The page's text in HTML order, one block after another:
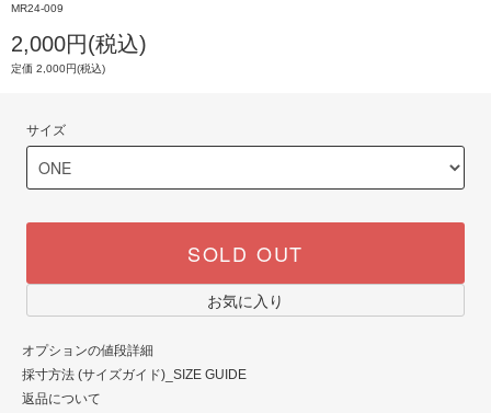
MR24-009
2,000円(税込)
定価 2,000円(税込)
サイズ
SOLD OUT
お気に入り
オプションの値段詳細
採寸方法 (サイズガイド)_SIZE GUIDE
返品について